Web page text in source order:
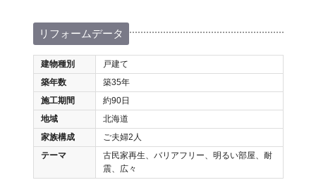
リフォームデータ
建物種別
戸建て
築年数
築35年
施工期間
約90日
地域
北海道
家族構成
ご夫婦2人
テーマ
古民家再生、バリアフリー、明るい部屋、耐
震、広々